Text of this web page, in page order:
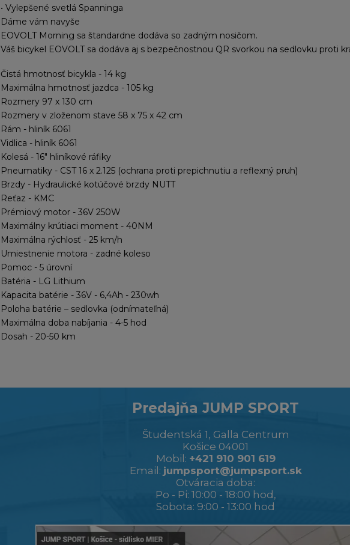
• Vylepšené svetlá Spanninga
Dáme vám navyše
EOVOLT Morning sa štandardne dodáva so zadným nosičom.
Váš bicykel EOVOLT sa dodáva aj s bezpečnostnou QR svorkou na sedlovku proti
Čistá hmotnosť bicykla - 14 kg
Maximálna hmotnosť jazdca - 105 kg
Rozmery 97 x 130 cm
Rozmery v zloženom stave 58 x 75 x 42 cm
Rám - hliník 6061
Vidlica - hliník 6061
Kolesá - 16" hliníkové ráfiky
Pneumatiky - CST 16 x 2.125 (ochrana proti prepichnutiu a reflexný pruh)
Brzdy - Hydraulické kotúčové brzdy NUTT
Reťaz - KMC
Prémiový motor - 36V 250W
Maximálny krútiaci moment - 40NM
Maximálna rýchlosť - 25 km/h
Umiestnenie motora - zadné koleso
Pomoc - 5 úrovní
Batéria - LG Lithium
Kapacita batérie - 36V - 6,4Ah - 230wh
Poloha batérie – sedlovka (odnímateľná)
Maximálna doba nabíjania - 4-5 hod
Dosah - 20-50 km
Predajňa JUMP SPORT
Študentská 1, Galla Centrum
Košice 04001
Mobil: +421 910 901 619
Email: jumpsport@jumpsport.sk
Otváracia doba:
Po - Pi: 10:00 - 18:00 hod,
Sobota: 9:00 - 13:00 hod